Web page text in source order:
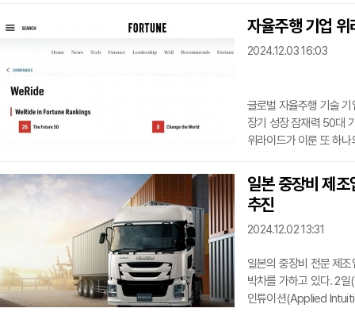
Palette 기반 교통 서비
키트와 다중 정책 의사
실시간으로 분석하고 최
자율주행 기업
2024.12.03 16:03
글로벌 자율주행 기술
장기 성장 잠재력 50대
위라이드가 이룬 또 하
엄격한 평가를 거쳐 장
위라이드는 이번 평가
인정받았으며, 오픈
등 글로벌 유수 기업들과
일본 중장비 제
추진
2024.12.02 13:31
일본의 중장비 전문 제
박차를 가하고 있다. 2일(현지시각) VOI에 따르면, 이스즈는
인튜이션(Applied